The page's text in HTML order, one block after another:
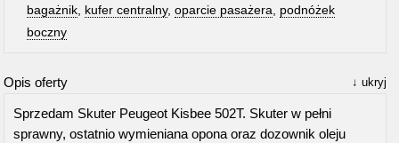
bagażnik, kufer centralny,oparcie pasażera, podnóżek
boczny
Opis oferty ukryj
Sprzedam Skuter Peugeot Kisbee 502T. Skuter w pełni
sprawny, ostatnio wymieniana opona oraz dozownik oleju